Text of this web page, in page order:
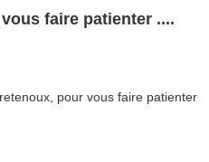
faire patienter ....